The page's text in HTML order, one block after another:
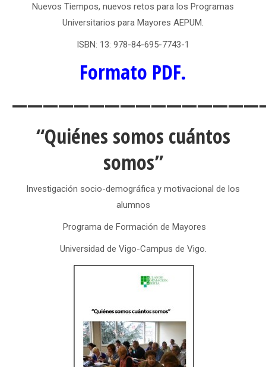
Nuevos Tiempos, nuevos retos para los Programas
Universitarios para Mayores AEPUM.
ISBN: 13: 978-84-695-7743-1
Formato PDF.
“Quiénes somos cuántos
somos”
Investigación socio-demográfica y motivacional de los
alumnos
Programa de Formación de Mayores
Universidad de Vigo-Campus de Vigo.